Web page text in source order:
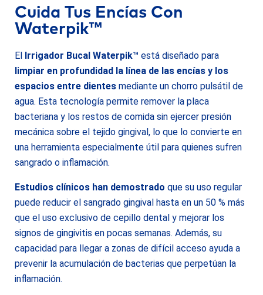
Cuida Tus Encías Con
Waterpik™
El Irrigador Bucal Waterpik™ está diseñado para
limpiar en profundidad la línea de las encías y los
espacios entre dientes mediante un chorro pulsátil de
agua. Esta tecnología permite remover la placa
bacteriana y los restos de comida sin ejercer presión
mecánica sobre el tejido gingival, lo que lo convierte en
una herramienta especialmente útil para quienes sufren
sangrado o inflamación.
Estudios clínicos han demostrado que su uso regular
puede reducir el sangrado gingival hasta en un 50 % más
que el uso exclusivo de cepillo dental y mejorar los
signos de gingivitis en pocas semanas. Además, su
capacidad para llegar a zonas de difícil acceso ayuda a
prevenir la acumulación de bacterias que perpetúan la
inflamación.